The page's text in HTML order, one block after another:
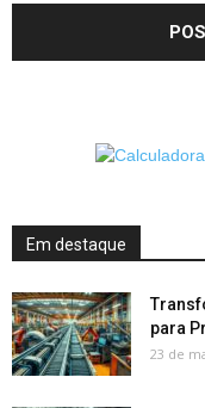
Em destaque
para
23 de